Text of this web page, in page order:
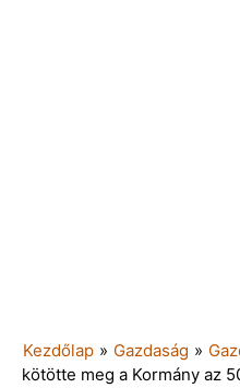
Kezdőlap » Gazdaság »
kötötte meg a Kormány az